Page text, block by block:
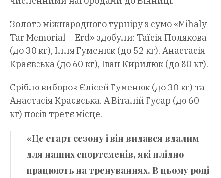
Золото міжнародного турніру з сумо «Mihaly
Tar Memorial – Erd» здобули: Таїсія Полякова
(до 30 кг), Ілля Гуменюк (до 52 кг), Анастасія
Краєвська (до 60 кг), Іван Кирилюк (до 80 кг).
Срібло виборов Єлісей Гуменюк (до 30 кг) та
Анастасія Краєвська. А Віталій Гусар (до 60
кг) посів третє місце.
«Це старт сезону і він видався вдалим
для наших спортсменів, які плідно
працюють на тренуваннях. В цьому році